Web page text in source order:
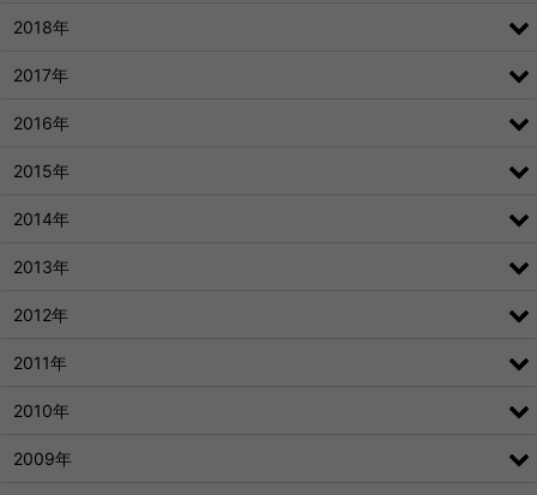
2018年
2017年
2016年
2015年
2014年
2013年
2012年
2011年
2010年
2009年